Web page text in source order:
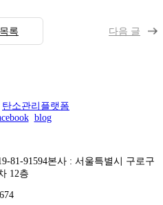
다음 글
목록
탄소관리플랫폼
blog
81-91594본사 : 서울특별시 구로구
12층